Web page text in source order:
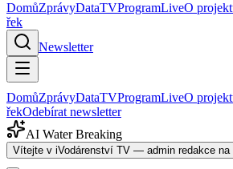
DomůZprávyDataTVProgramLiveO
řek
Newsletter
DomůZprávyDataTVProgramLiveO
řekOdebírat newsletter
AI Water Breaking
Vítejte v iVodárenství TV — admin redakce na